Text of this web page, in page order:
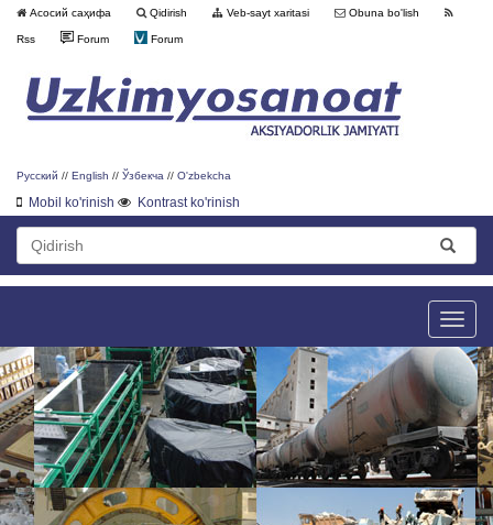
Асосий саҳифа Qidirish Veb-sayt xaritasi Obuna bo'lish
Rss Forum Forum
Русский // English // Ўзбекча // O'zbekcha
Mobil ko'rinish Kontrast ko'rinish
Toggle